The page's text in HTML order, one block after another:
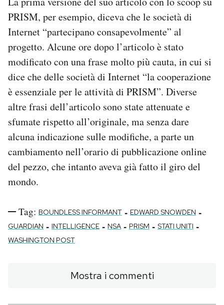
PRISM, per esempio, diceva che le società di
Internet “partecipano consapevolmente” al
progetto. Alcune ore dopo l’articolo è stato
modificato con una frase molto più cauta, in cui si
dice che delle società di Internet “la cooperazione
è essenziale per le attività di PRISM”. Diverse
altre frasi dell’articolo sono state attenuate e
sfumate rispetto all’originale, ma senza dare
alcuna indicazione sulle modifiche, a parte un
cambiamento nell’orario di pubblicazione online
del pezzo, che intanto aveva già fatto il giro del
mondo.
Tag: BOUNDLESS INFORMANT - EDWARD SNOWDEN -
GUARDIAN - INTELLIGENCE - NSA - PRISM - STATI UNITI -
WASHINGTON POST
Mostra i commenti